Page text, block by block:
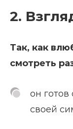
2.
Так, как
смотреть
он готов
своей